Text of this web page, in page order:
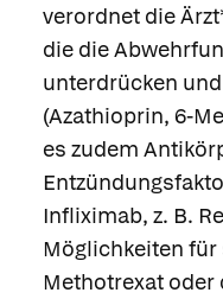
verordnet die
die die
unterdrücken
(Azathioprin, 6-
es zudem
Infliximab, z. B.
Möglichkeiten
Methotrexat oder